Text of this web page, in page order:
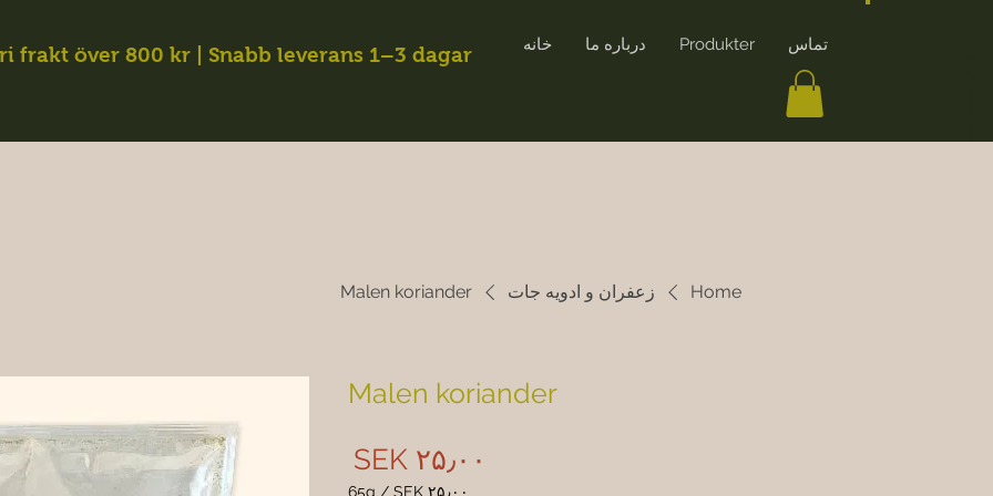
frakt över 800 kr | Snabb leverans 1–3 dagar خانه درباره ما Produkter تماس
Home زعفران و ادویه جات Malen koriander
Malen koriander
SEK ۲۵٫۰۰
SEK ۲۵٫۰۰ /
65g